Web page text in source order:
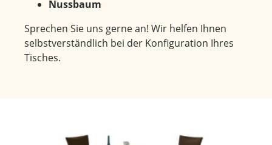
Nussbaum
Sprechen Sie uns gerne an! Wir helfen Ihnen
selbstverständlich bei der Konfiguration Ihres
Tisches.